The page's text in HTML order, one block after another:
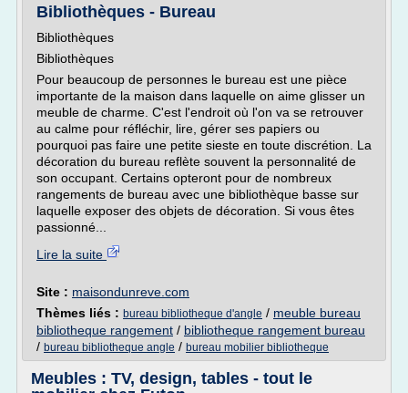
Bibliothèques - Bureau
Bibliothèques
Bibliothèques
Pour beaucoup de personnes le bureau est une pièce
importante de la maison dans laquelle on aime glisser un
meuble de charme. C'est l'endroit où l'on va se retrouver
au calme pour réfléchir, lire, gérer ses papiers ou
pourquoi pas faire une petite sieste en toute discrétion. La
décoration du bureau reflète souvent la personnalité de
son occupant. Certains opteront pour de nombreux
rangements de bureau avec une bibliothèque basse sur
laquelle exposer des objets de décoration. Si vous êtes
passionné...
Lire la suite
Site : maisondunreve.com
Thèmes liés : bureau bibliotheque d'angle / meuble bureau
bibliotheque rangement / bibliotheque rangement bureau
/ bureau bibliotheque angle / bureau mobilier bibliotheque
Meubles : TV, design, tables - tout le